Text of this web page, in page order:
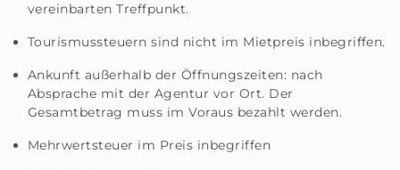
vereinbarten Treffpunkt.
Tourismussteuern sind nicht im Mietpreis inbegriffen.
Ankunft außerhalb der Öffnungszeiten: nach
Absprache mit der Agentur vor Ort. Der
Gesamtbetrag muss im Voraus bezahlt werden.
Mehrwertsteuer im Preis inbegriffen